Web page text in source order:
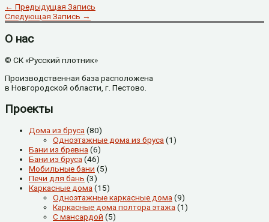
← Предыдущая Запись
Следующая Запись →
О нас
© СК «Русский плотник»
Производственная база расположена
в Новгородской области, г. Пестово.
Проекты
Дома из бруса (80)
Одноэтажные дома из бруса (1)
Бани из бревна (6)
Бани из бруса (46)
Мобильные бани (5)
Печи для бань (3)
Каркасные дома (15)
Одноэтажные каркасные дома (9)
Каркасные дома полтора этажа (1)
С мансардой (5)